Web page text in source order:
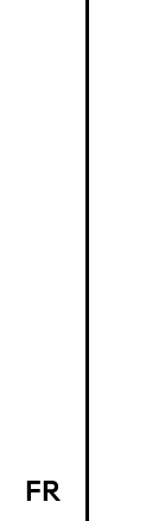
FR
EN